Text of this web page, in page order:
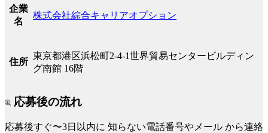
企業
名
株式会社綜合キャリアオプション
住所
東京都港区浜松町2-4-1世界貿易センタービルディン
グ南館 16階
応募後の流れ
応募後すぐ〜3日以内に 知らない電話番号やメール から連絡